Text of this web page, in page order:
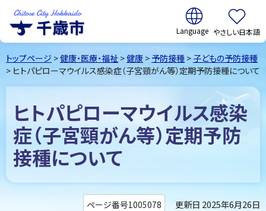
千歳市Chitose
City Hokkaido
翻訳:
やさしい日本語
トップページ >健康・医療・福祉 >健康 > 予防接種 > 子どもの予防接種
> ヒトパピローマウイルス感染症（子宮頸がん等）定期予防接種について
ヒトパピローマウイルス感染
症（子宮頸がん等）定期予防
接種について
ページ番号1005078 更新日 2025年6月26日